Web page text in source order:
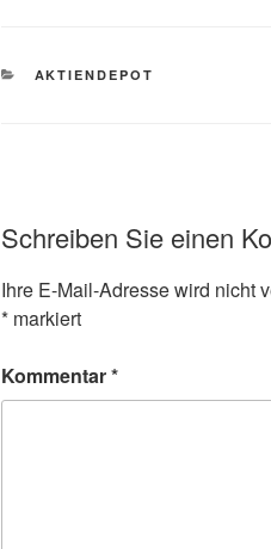
KATEGORIEN
AKTIENDEPOT
Schreiben Sie einen
Ihre E-Mail-Adresse wird nicht
* markiert
Kommentar*